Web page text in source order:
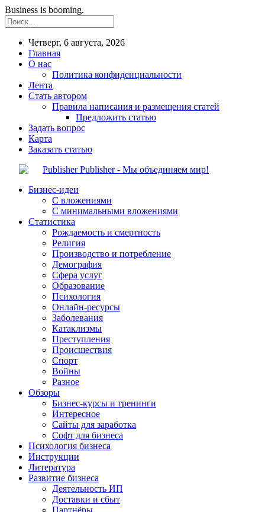
Business is booming.
Четверг, 6 августа, 2026
Главная
О нас
Политика конфиденциальности
Лента
Стать автором
Правила написания и размещения статей
Предложить статью
Задать вопрос
Карта
Заказать статью
Publisher - Мы объединяем мир!
Бизнес-идеи
С вложениями
С минимальными вложениями
Статистика
Рождаемость и смертность
Религия
Производство и потребление
Демография
Сфера услуг
Образование
Психология
Онлайн-ресурсы
Заболевания
Катаклизмы
Преступления
Происшествия
Спорт
Войны
Разное
Обзоры
Бизнес-курсы и тренинги
Интересное
Сайты для заработка
Софт для бизнеса
Психология бизнеса
Инструкции
Литература
Развитие бизнеса
Деятельность ИП
Доставки и сбыт
Партнёры